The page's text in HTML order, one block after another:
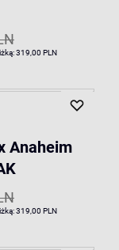
319,00 PLN
Anaheim
319,00 PLN